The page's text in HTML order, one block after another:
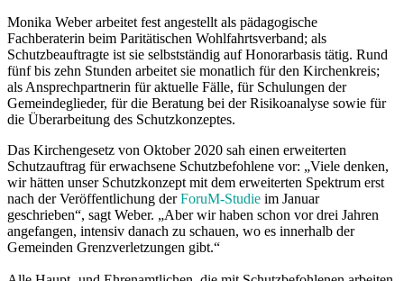
Monika Weber arbeitet fest angestellt als pädagogische
Fachberaterin beim Paritätischen Wohlfahrtsverband; als
Schutzbeauftragte ist sie selbstständig auf Honorarbasis tätig. Rund
fünf bis zehn Stunden arbeitet sie monatlich für den Kirchenkreis;
als Ansprechpartnerin für aktuelle Fälle, für Schulungen der
Gemeindeglieder, für die Beratung bei der Risikoanalyse sowie für
die Überarbeitung des Schutzkonzeptes.
Das Kirchengesetz von Oktober 2020 sah einen erweiterten
Schutzauftrag für erwachsene Schutzbefohlene vor: „Viele denken,
wir hätten unser Schutzkonzept mit dem erweiterten Spektrum erst
nach der Veröffentlichung derForuM-Studie im Januar
geschrieben“, sagt Weber. „Aber wir haben schon vor drei Jahren
angefangen, intensiv danach zu schauen, wo es innerhalb der
Gemeinden Grenzverletzungen gibt.“